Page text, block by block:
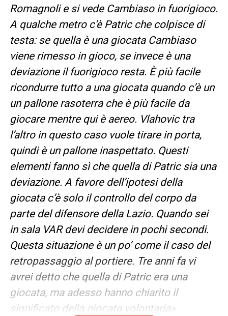
Romagnoli e si vede Cambiaso in fuorigioco.
A qualche metro c’è Patric che colpisce di
testa: se quella è una giocata Cambiaso
viene rimesso in gioco, se invece è una
deviazione il fuorigioco resta. È più facile
ricondurre tutto a una giocata quando c’è un
un pallone rasoterra che è più facile da
giocare mentre qui è aereo. Vlahovic tra
l’altro in questo caso vuole tirare in porta,
quindi è un pallone inaspettato. Questi
elementi fanno sì che quella di Patric sia una
deviazione. A favore dell’ipotesi della
giocata c’è solo il controllo del corpo da
parte del difensore della Lazio. Quando sei
in sala VAR devi decidere in pochi secondi.
Questa situazione è un po’ come il caso del
retropassaggio al portiere. Tre anni fa vi
avrei detto che quella di Patric era una
giocata, ma adesso hanno chiarito il
significato della giocata volontaria».